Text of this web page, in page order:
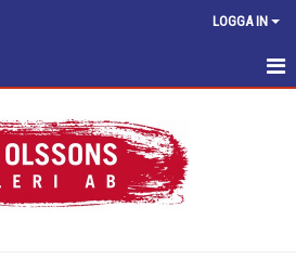
LOGGA IN